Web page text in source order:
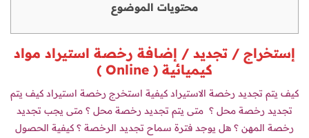
محتويات الموضوع
إستخراج / تجديد / إضافة رخصة استيراد مواد
كيميائية ( Online
)
كيف يتم تجديد رخصة الاستيراد كيفية استخرج رخصة استيراد كيف يتم
تجديد رخصة محل ؟ متى يتم تجديد رخصة محل ؟ متى يجب تجديد
رخصة المهن ؟ هل يوجد فترة سماح تجديد الرخصة ؟ كيفية الحصول